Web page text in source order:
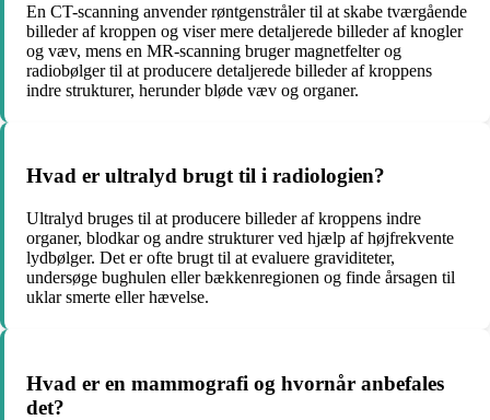
En CT-scanning anvender røntgenstråler til at skabe tværgående
billeder af kroppen og viser mere detaljerede billeder af knogler
og væv, mens en MR-scanning bruger magnetfelter og
radiobølger til at producere detaljerede billeder af kroppens
indre strukturer, herunder bløde væv og organer.
Hvad er ultralyd brugt til i radiologien?
Ultralyd bruges til at producere billeder af kroppens indre
organer, blodkar og andre strukturer ved hjælp af højfrekvente
lydbølger. Det er ofte brugt til at evaluere graviditeter,
undersøge bughulen eller bækkenregionen og finde årsagen til
uklar smerte eller hævelse.
Hvad er en mammografi og hvornår anbefales
det?